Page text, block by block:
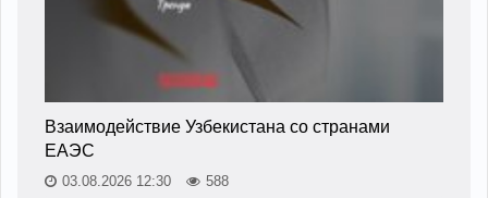
Взаимодействие Узбекистана со странами
ЕАЭС
03.08.2026 12:30 588